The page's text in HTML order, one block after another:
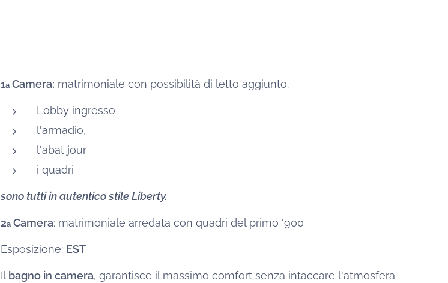
1a Camera: matrimoniale con possibilità di letto aggiunto.
Lobby ingresso
l'armadio,
l'abat jour
i quadri
sono tutti in autentico stile Liberty.
2a Camera: matrimoniale arredata con quadri del primo '900
Esposizione: EST
Il bagno in camera, garantisce il massimo comfort senza intaccare l'atmosfera